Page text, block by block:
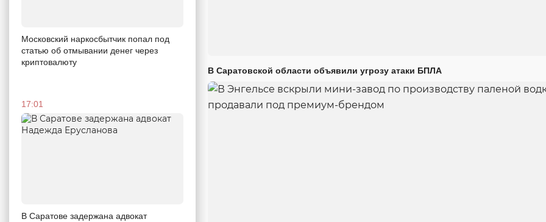
Московский наркосбытчик попал под
статью об отмывании денег через
криптовалюту
17:01
В Саратове задержана адвокат
В Саратовской области объявили угрозу атаки БПЛА